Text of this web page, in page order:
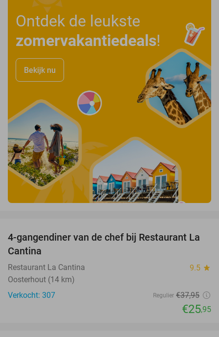
Ontdek de leukste
zomervakantiedeals!
Bekijk nu
32%
4-gangendiner van de chef bij Restaurant La
Cantina
Restaurant La Cantina 9.5 star
Oosterhout (14 km)
Verkocht: 307
Regulier €37,95
€25,95